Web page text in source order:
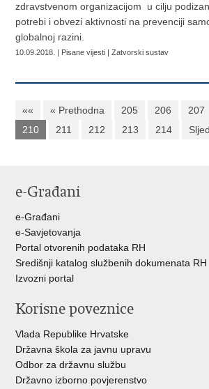
zdravstvenom organizacijom u cilju
potrebi i obvezi aktivnosti na prevenciji
globalnoj razini.
10.09.2018. | Pisane vijesti | Zatvorski sustav
«« « Prethodna 205 206 207
210
211 212 213 214
e-Građani
e-Građani
e-Savjetovanja
Portal otvorenih podataka RH
Središnji katalog službenih dokumenata RH
Izvozni portal
Korisne poveznice
Vlada Republike Hrvatske
Državna škola za javnu upravu
Odbor za državnu službu
Državno izborno povjerenstvo